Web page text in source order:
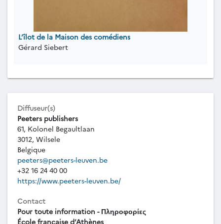
L’îlot de la Maison des comédiens
Gérard Siebert
Diffuseur(s)
Peeters publishers
61, Kolonel Begaultlaan
3012, Wilsele
Belgique
peeters@peeters-leuven.be
+32 16 24 40 00
https://www.peeters-leuven.be/
Contact
Pour toute information - Πληροφορίες
École française d’Athènes